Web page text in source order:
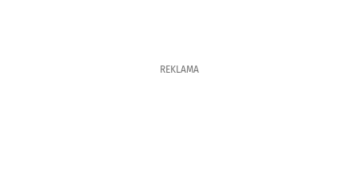
REKLAMA